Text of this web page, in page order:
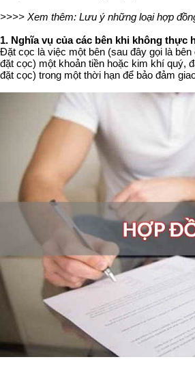
>>>> Xem thêm: Lưu ý những loại hợp
1. Nghĩa vụ của các bên khi không thực
Đặt cọc là việc một bên (sau đây gọi là
đặt cọc) một khoản tiền hoặc kim khí quý,
đặt cọc) trong một thời hạn để bảo đảm